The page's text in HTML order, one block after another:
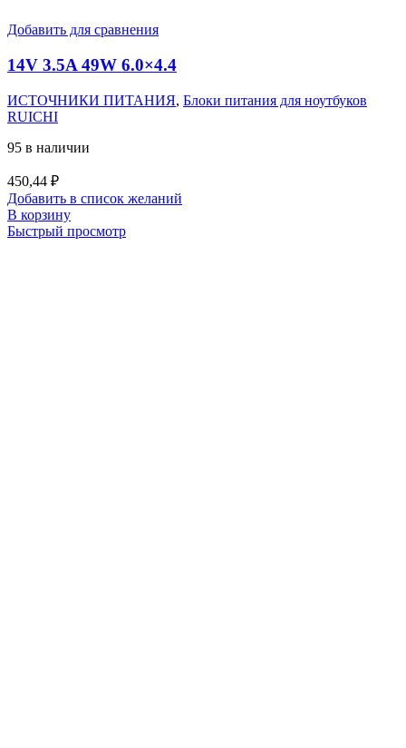
Добавить для сравнения
14V 3.5A 49W 6.0×4.4
ИСТОЧНИКИ ПИТАНИЯ, Блоки питания для ноутбуков
RUICHI
95 в наличии
450,44 ₽
Добавить в список желаний
В корзину
Быстрый просмотр